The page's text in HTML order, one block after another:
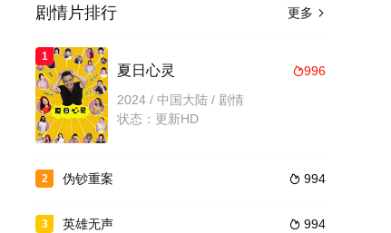
更多 
剧情片排行
1
996
夏日心灵
2024 / 中国大陆 / 剧情
状态：更新HD
2  994
伪钞重案
3  994
英雄无声